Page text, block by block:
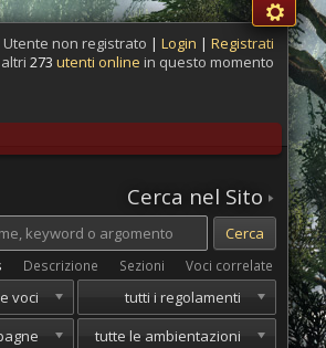
Utente non registrato | Login |Registrati
altri273 utenti online in questo momento
Cerca nel Sito
Descrizione Sezioni Voci correlate
tutti i regolamenti
voci
tutte le ambientazioni